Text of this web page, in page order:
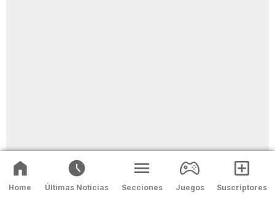
Home Últimas Noticias Secciones Juegos Suscriptores